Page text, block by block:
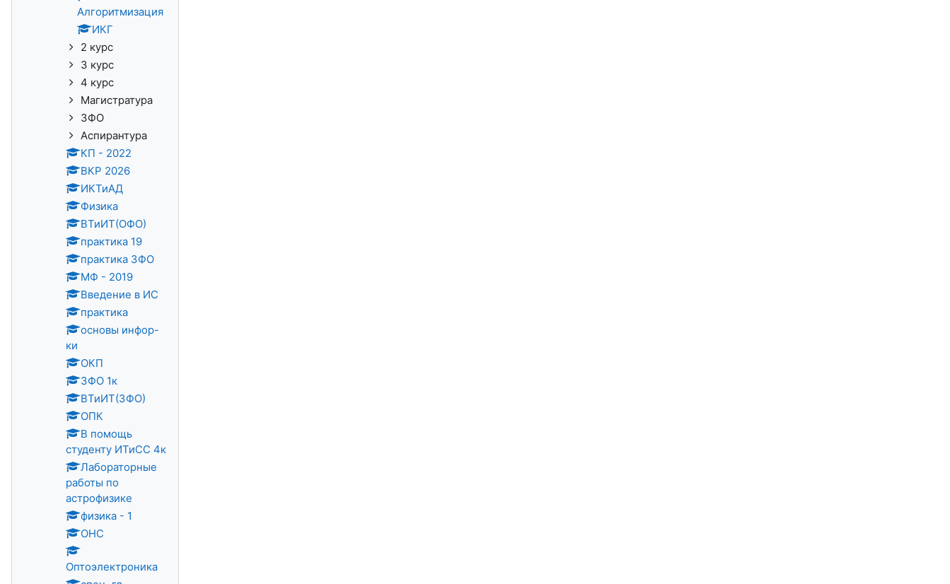
Алгоритмизация
ИКГ
2 курс
3 курс
4 курс
Магистратура
ЗФО
Аспирантура
КП - 2022
ВКР 2026
ИКТиАД
Физика
ВТиИТ(ОФО)
практика 19
практика ЗФО
МФ - 2019
Введение в ИС
практика
основы инфор-
ки
ОКП
ЗФО 1к
ВТиИТ(ЗФО)
ОПК
В помощь
студенту ИТиСС 4к
Лабораторные
работы по
астрофизике
физика - 1
ОНС
Оптоэлектроника